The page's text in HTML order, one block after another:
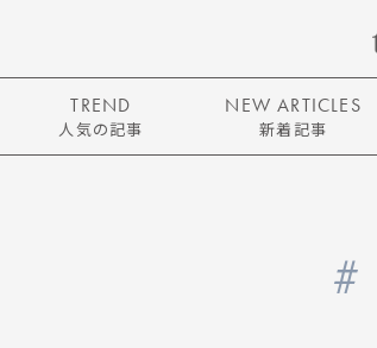
TREND
人気の記事
NEW ARTICLES
新着記事